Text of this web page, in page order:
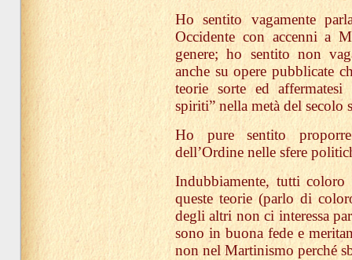
Ho sentito vagamente
Occidente con accenni a
genere; ho sentito non
anche su opere pubblicate
teorie sorte ed
spiriti” nella metà del secolo
Ho pure sentito
dell’Ordine nelle sfere
Indubbiamente, tutti coloro
queste teorie (parlo di
degli altri non ci interessa
sono in buona fede e
non nel Martinismo perché